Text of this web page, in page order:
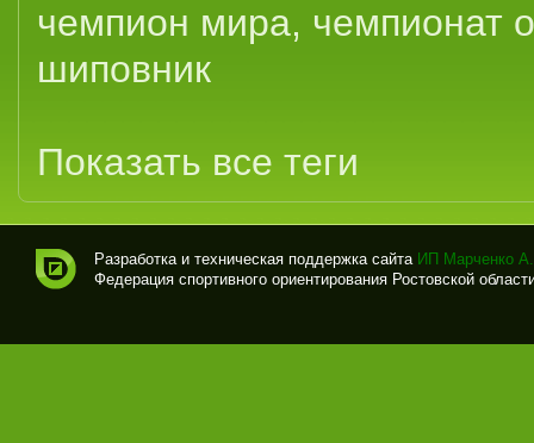
чемпион мира, чемпионат
шиповник
Показать все теги
вно
Разработка и техническая поддержка сайта ИП Марченко
Федерация спортивного ориентирования Ростовской